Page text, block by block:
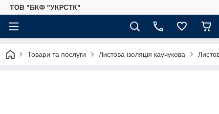
ТОВ "БКФ "УКРСТК"
Товари та послуги Листова ізоляція каучукова